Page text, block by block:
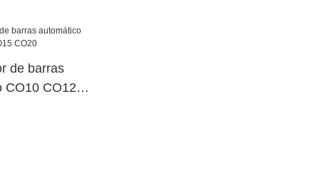
de barras
CO10 CO12